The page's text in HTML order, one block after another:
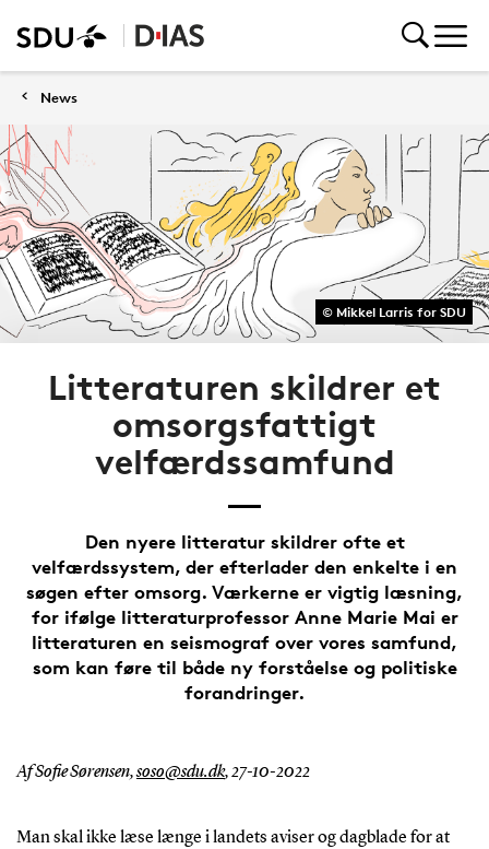
News
© Mikkel Larris for SDU
Litteraturen skildrer et
omsorgsfattigt
velfærdssamfund
Den nyere litteratur skildrer ofte et
velfærdssystem, der efterlader den enkelte i en
søgen efter omsorg. Værkerne er vigtig læsning,
for ifølge litteraturprofessor Anne Marie Mai er
litteraturen en seismograf over vores samfund,
som kan føre til både ny forståelse og politiske
forandringer.
Af Sofie Sørensen,soso@sdu.dk,27-10-2022
Man skal ikke læse længe i landets aviser og dagblade for at